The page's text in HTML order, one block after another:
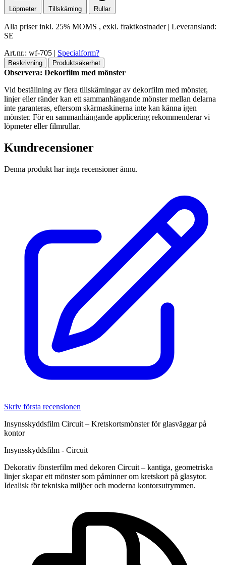
Löpmeter Tillskärning Rullar
Alla priser inkl. 25% MOMS , exkl. fraktkostnader | Leveransland:
SE
Art.nr.: wf-705 | Specialform?
Beskrivning Produktsäkerhet
Observera: Dekorfilm med mönster
Vid beställning av flera tillskärningar av dekorfilm med mönster,
linjer eller ränder kan ett sammanhängande mönster mellan delarna
inte garanteras, eftersom skärmaskinerna inte kan känna igen
mönster. För en sammanhängande applicering rekommenderar vi
löpmeter eller filmrullar.
Kundrecensioner
Denna produkt har inga recensioner ännu.
Skriv första recensionen
Insynsskyddsfilm Circuit – Kretskortsmönster för glasväggar på
kontor
Insynsskyddsfilm - Circuit
Dekorativ fönsterfilm med dekoren Circuit – kantiga, geometriska
linjer skapar ett mönster som påminner om kretskort på glasytor.
Idealisk för tekniska miljöer och moderna kontorsutrymmen.